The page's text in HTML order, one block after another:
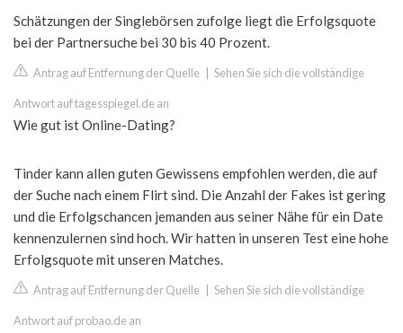
Schätzungen der Singlebörsen zufolge liegt die Erfolgsquote
bei der Partnersuche bei 30 bis 40 Prozent.
Antrag auf Entfernung der Quelle Sehen Sie sich die vollständige
Antwort auf tagesspiegel.de an
Wie gut ist Online-Dating?
Tinder kann allen guten Gewissens empfohlen werden, die auf
der Suche nach einem Flirt sind. Die Anzahl der Fakes ist gering
und die Erfolgschancen jemanden aus seiner Nähe für ein Date
kennenzulernen sind hoch. Wir hatten in unseren Test eine hohe
Erfolgsquote mit unseren Matches.
Antrag auf Entfernung der Quelle Sehen Sie sich die vollständige
Antwort auf probao.de an